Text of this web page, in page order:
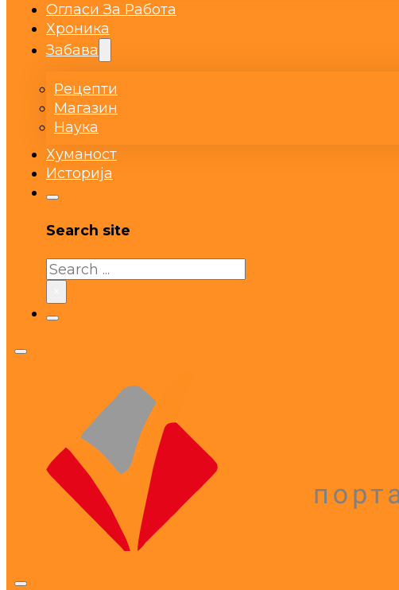
Огласи За Работа
Хроника
Забава
Рецепти
Магазин
Наука
Хуманост
Историја
Search site
Search